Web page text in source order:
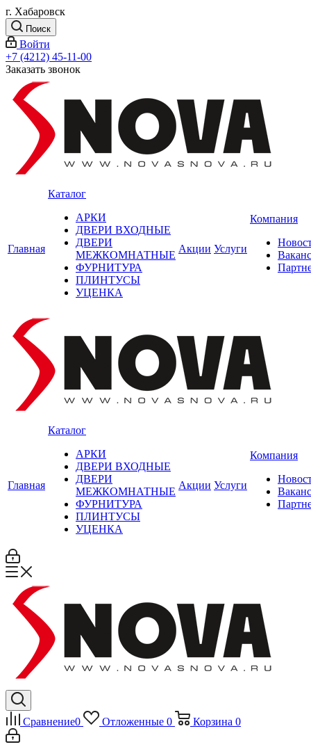
г. Хабаровск
Поиск
Войти
+7 (4212) 45-11-00
Заказать звонок
Главная
Каталог
АРКИ
ДВЕРИ ВХОДНЫЕ
ДВЕРИ
МЕЖКОМНАТНЫЕ
ФУРНИТУРА
ПЛИНТУСЫ
УЦЕНКА
Акции Услуги
Компания
Главная
Каталог
АРКИ
ДВЕРИ ВХОДНЫЕ
ДВЕРИ
МЕЖКОМНАТНЫЕ
ФУРНИТУРА
ПЛИНТУСЫ
УЦЕНКА
Акции Услуги
Компания
Сравнение0 Отложенные 0 Корзина 0